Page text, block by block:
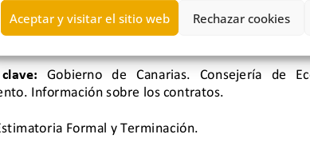
Aceptar y visitar el sitio web Rechazar cookies